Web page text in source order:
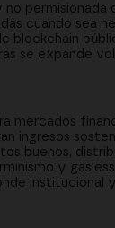
cuando sea
blockchain
se expande
mercados
ingresos
buenos,
y
institucional